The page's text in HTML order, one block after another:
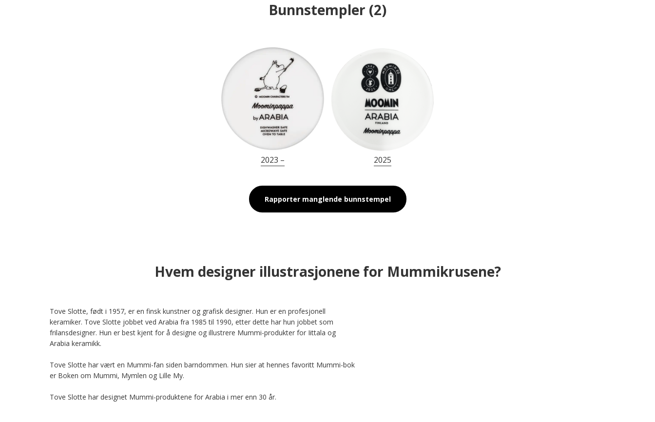
Bunnstempler (2)
2023 – 2025
Rapporter manglende bunnstempel
Hvem designer illustrasjonene for Mummikrusene?
Tove Slotte, født i 1957, er en finsk kunstner og grafisk designer. Hun er en profesjonell
keramiker. Tove Slotte jobbet ved Arabia fra 1985 til 1990, etter dette har hun jobbet som
frilansdesigner. Hun er best kjent for å designe og illustrere Mummi-produkter for Iittala og
Arabia keramikk.
Tove Slotte har vært en Mummi-fan siden barndommen. Hun sier at hennes favoritt Mummi-bok
er Boken om Mummi, Mymlen og Lille My.
Tove Slotte har designet Mummi-produktene for Arabia i mer enn 30 år.